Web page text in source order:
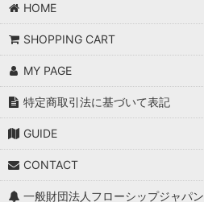
HOME
SHOPPING CART
MY PAGE
特定商取引法に基づいて表記
GUIDE
CONTACT
一般財団法人フローシップジャパン